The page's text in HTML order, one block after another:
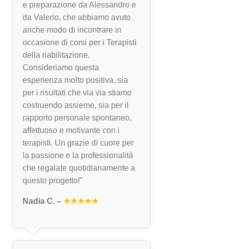
e preparazione da Alessandro e
da Valerio, che abbiamo avuto
anche modo di incontrare in
occasione di corsi per i Terapisti
della riabilitazione.
Consideriamo questa
esperienza molto positiva, sia
per i risultati che via via stiamo
costruendo assieme, sia per il
rapporto personale spontaneo,
affettuoso e motivante con i
terapisti. Un grazie di cuore per
la passione e la professionalità
che regalate quotidianamente a
questo progetto!”
Nadia C. – ★★★★★